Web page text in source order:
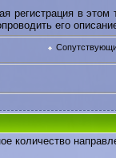
регистрация в этом
его
количество